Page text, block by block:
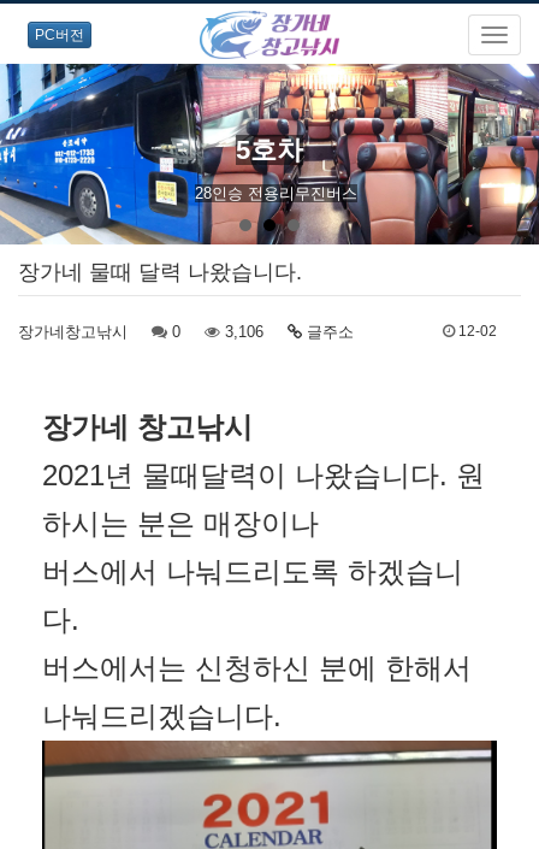
PC버전
5호차
28인승 전용리무진버스
장가네 물때 달력 나왔습니다.
장가네창고낚시 0 3,106 글주소 12-02
장가네 창고낚시
2021년 물때달력이 나왔습니다. 원
하시는 분은 매장이나
버스에서 나눠드리도록 하겠습니
다.
버스에서는 신청하신 분에 한해서
나눠드리겠습니다.